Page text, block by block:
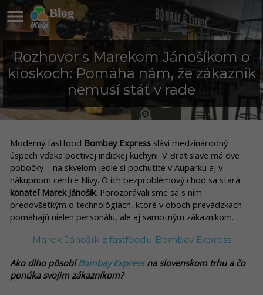
Blog

Rozhovor s Marekom Jánošíkom o
kioskoch: Pomáha nám, že zákazník
nemusí stáť v rade
Moderný fastfood Bombay Express slávi medzinárodný
úspech vďaka poctivej indickej kuchyni. V Bratislave má dve
pobočky – na skvelom jedle si pochutíte v Auparku aj v
nákupnom centre Nivy. O ich bezproblémový chod sa stará
konateľ Marek Jánošík. Porozprávali sme sa s ním
predovšetkým o technológiách, ktoré v oboch prevádzkach
pomáhajú nielen personálu, ale aj samotným zákazníkom.
Marek Jánošík z fastfoodu Bombay Express
Ako dlho pôsobíBombay Expressna slovenskom trhu a čo
ponúka svojim zákazníkom?